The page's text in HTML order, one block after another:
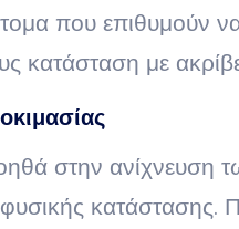
που επιθυμούν
κατάσταση με
στην ανίχνευση
κατάστασης.